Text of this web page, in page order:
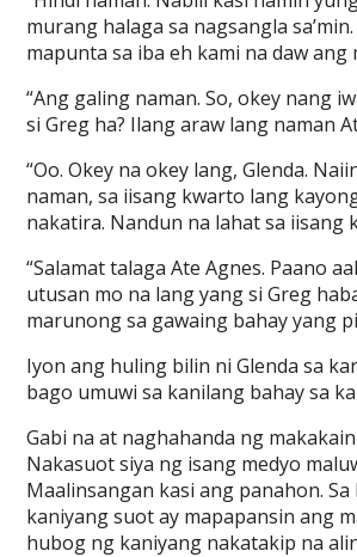
murang halaga sa nagsangla
mapunta sa iba eh kami na daw ang
“Ang galing naman. So, okey nang
si Greg ha? Ilang araw lang naman
“Oo. Okey na okey lang, Glenda.
naman, sa iisang kwarto lang
nakatira. Nandun na lahat sa iisang
“Salamat talaga Ate Agnes. Paano
utusan mo na lang yang si Greg
marunong sa gawaing bahay yang
Iyon ang huling bilin ni Glenda sa
bago umuwi sa kanilang bahay sa
Gabi na at naghahanda ng
Nakasuot siya ng isang medyo
Maalinsangan kasi ang panahon.
kaniyang suot ay mapapansin ang
hubog ng kaniyang nakatakip na